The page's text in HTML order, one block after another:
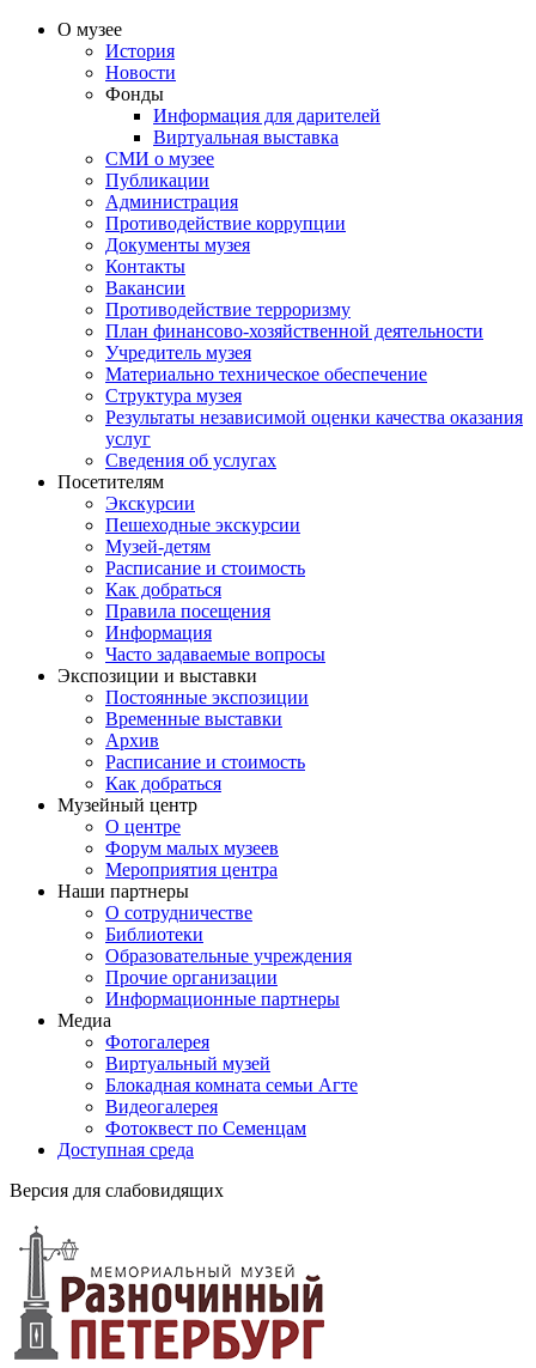
О музее
История
Новости
Фонды
Информация для дарителей
Виртуальная выставка
СМИ о музее
Публикации
Администрация
Противодействие коррупции
Документы музея
Контакты
Вакансии
Противодействие терроризму
План финансово-хозяйственной деятельности
Учредитель музея
Материально техническое обеспечение
Структура музея
Результаты независимой оценки качества оказания
услуг
Сведения об услугах
Посетителям
Экскурсии
Пешеходные экскурсии
Музей-детям
Расписание и стоимость
Как добраться
Правила посещения
Информация
Часто задаваемые вопросы
Экспозиции и выставки
Постоянные экспозиции
Временные выставки
Архив
Расписание и стоимость
Как добраться
Музейный центр
О центре
Форум малых музеев
Мероприятия центра
Наши партнеры
О сотрудничестве
Библиотеки
Образовательные учреждения
Прочие организации
Информационные партнеры
Медиа
Фотогалерея
Виртуальный музей
Блокадная комната семьи Агте
Видеогалерея
Фотоквест по Семенцам
Доступная среда
Версия для слабовидящих